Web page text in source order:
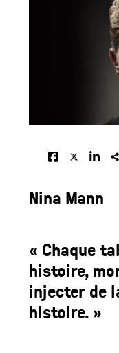
Nina Mann
« Chaque
histoire,
injecter de
histoire. »